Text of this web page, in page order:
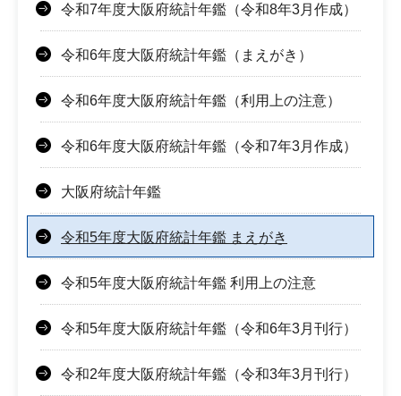
令和7年度大阪府統計年鑑（令和8年3月作成）
令和6年度大阪府統計年鑑（まえがき）
令和6年度大阪府統計年鑑（利用上の注意）
令和6年度大阪府統計年鑑（令和7年3月作成）
大阪府統計年鑑
令和5年度大阪府統計年鑑 まえがき
令和5年度大阪府統計年鑑 利用上の注意
令和5年度大阪府統計年鑑（令和6年3月刊行）
令和2年度大阪府統計年鑑（令和3年3月刊行）